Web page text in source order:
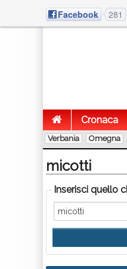
Facebook 281
Cronaca
Verbania Omegna
micotti
Inserisci quello